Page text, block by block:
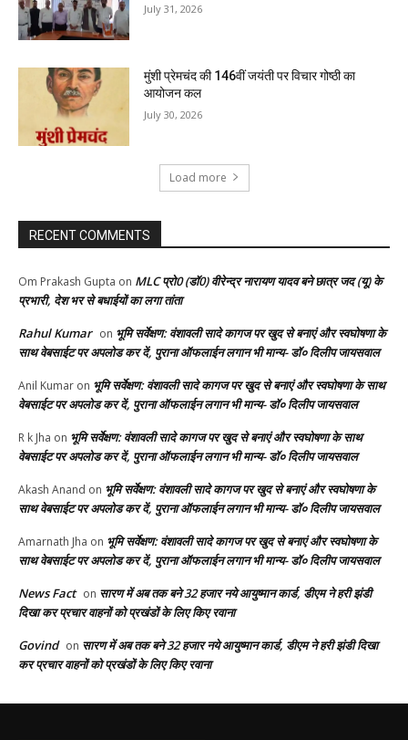
July 31, 2026
मुंशी प्रेमचंद की 146वीं जयंती पर विचार गोष्ठी का
आयोजन कल
July 30, 2026
Load more
RECENT COMMENTS
Om Prakash Gupta on MLC प्रो0 (डॉ0) वीरेन्द्र नारायण यादव बने छात्र जद (यू) के
प्रभारी, देश भर से बधाईयों का लगा तांता
Rahul Kumar on भूमि सर्वेक्षण: वंशावली सादे कागज पर खुद से बनाएं और स्वघोषणा के
साथ वेबसाईट पर अपलोड कर दें, पुराना ऑफलाईन लगान भी मान्य- डॉ० दिलीप जायसवाल
Anil Kumar on भूमि सर्वेक्षण: वंशावली सादे कागज पर खुद से बनाएं और स्वघोषणा के साथ
वेबसाईट पर अपलोड कर दें, पुराना ऑफलाईन लगान भी मान्य- डॉ० दिलीप जायसवाल
R k Jha on भूमि सर्वेक्षण: वंशावली सादे कागज पर खुद से बनाएं और स्वघोषणा के साथ
वेबसाईट पर अपलोड कर दें, पुराना ऑफलाईन लगान भी मान्य- डॉ० दिलीप जायसवाल
Akash Anand on भूमि सर्वेक्षण: वंशावली सादे कागज पर खुद से बनाएं और स्वघोषणा के
साथ वेबसाईट पर अपलोड कर दें, पुराना ऑफलाईन लगान भी मान्य- डॉ० दिलीप जायसवाल
Amarnath Jha on भूमि सर्वेक्षण: वंशावली सादे कागज पर खुद से बनाएं और स्वघोषणा के
साथ वेबसाईट पर अपलोड कर दें, पुराना ऑफलाईन लगान भी मान्य- डॉ० दिलीप जायसवाल
News Fact on सारण में अब तक बने 32 हजार नये आयुष्मान कार्ड, डीएम ने हरी झंडी
दिखा कर प्रचार वाहनों को प्रखंडों के लिए किए रवाना
Govind on सारण में अब तक बने 32 हजार नये आयुष्मान कार्ड, डीएम ने हरी झंडी दिखा
कर प्रचार वाहनों को प्रखंडों के लिए किए रवाना